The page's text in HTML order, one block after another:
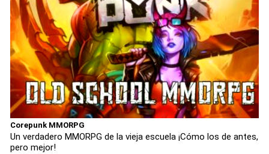
Corepunk MMORPG
Un verdadero MMORPG de la vieja escuela ¡Cómo los de antes,
pero mejor!